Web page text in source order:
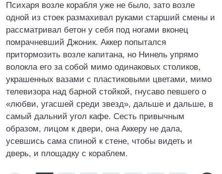
Психаря возле корабля уже не было, зато возле
одной из стоек размахивал руками старший смены и
рассматривал бетон у себя под ногами вконец
помрачневший Джоник. Аккер попытался
притормозить возле капитана, но Нинель упрямо
волокла его за собой мимо одинаковых столиков,
украшенных вазами с пластиковыми цветами, мимо
телевизора над барной стойкой, гнусаво певшего о
«любви, угасшей среди звезд», дальше и дальше, в
самый дальний угол кафе. Сесть привычным
образом, лицом к двери, она Аккеру не дала,
усевшись сама спиной к стене, чтобы видеть и
дверь, и площадку с кораблем.